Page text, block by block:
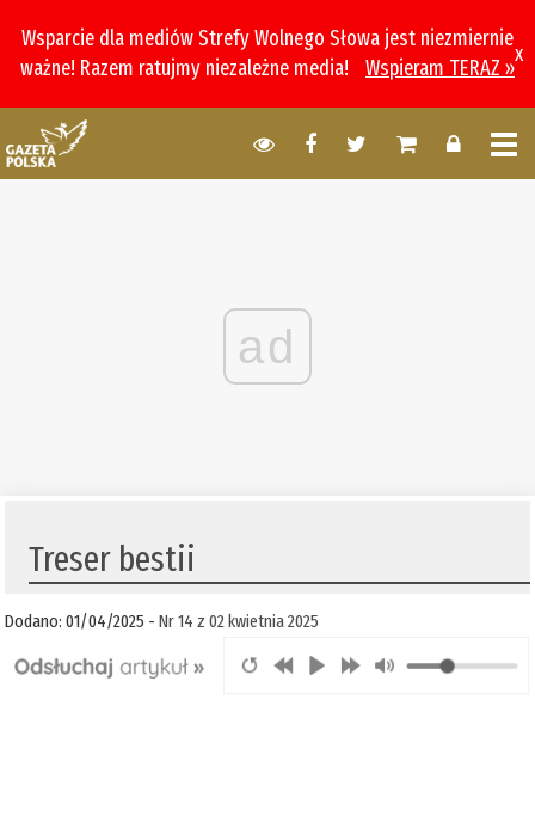
Wsparcie dla mediów Strefy Wolnego Słowa jest niezmiernie
ważne! Razem ratujmy niezależne media!
Wspieram TERAZ »
x
ad
Treser bestii
Dodano: 01/04/2025 -Nr 14 z 02 kwietnia 2025